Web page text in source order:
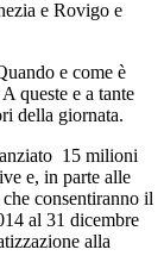
e Rovigo e
e come è
queste e a tante
della giornata.
15 milioni
e, in parte alle
consentiranno il
al 31 dicembre
alla